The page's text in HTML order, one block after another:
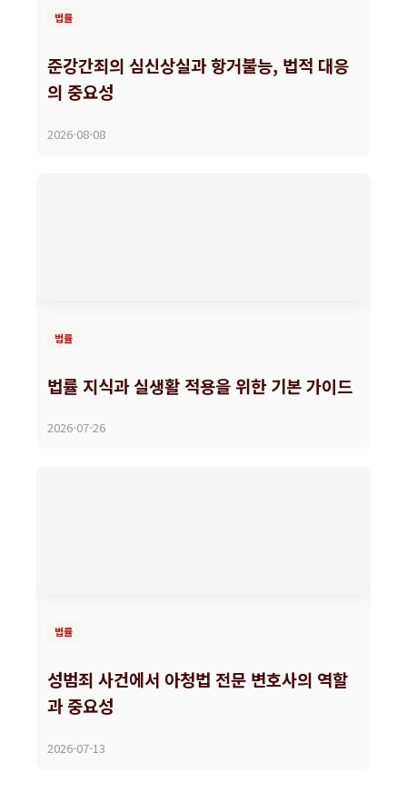
법률
준강간죄의 심신상실과 항거불능, 법적 대응
의 중요성
2026-08-08
법률
법률 지식과 실생활 적용을 위한 기본 가이드
2026-07-26
법률
성범죄 사건에서 아청법 전문 변호사의 역할
과 중요성
2026-07-13